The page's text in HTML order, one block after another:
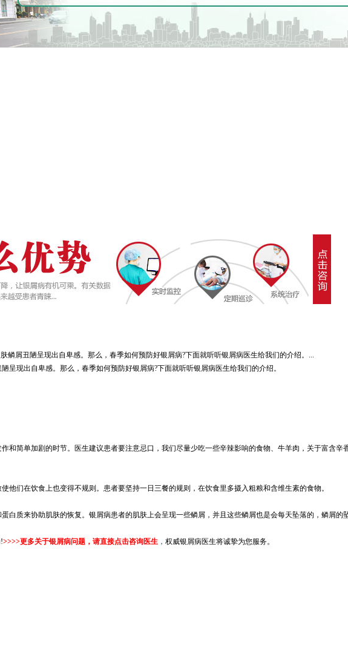
鳞屑丑陋呈现出自卑感。那么，春季如何预防好银屑病?下面就听听银屑病医生给我们的介绍。...
现出自卑感。那么，春季如何预防好银屑病?下面就听听银屑病医生给我们的介绍。
简单加剧的时节。医生建议患者要注意忌口，我们尽量少吃一些辛辣影响的食物、牛羊肉，关于富含辛
们在饮食上也变得不规则。患者要坚持一日三餐的规则，在饮食里多摄入粗粮和含维生素的食物。
质来协助肌肤的恢复。银屑病患者的肌肤上会呈现一些鳞屑，并且这些鳞屑也是会每天坠落的，鳞屑的
>>>>更多关于银屑病问题，请直接点击咨询医生 ， 权威银屑病医生将诚挚为您服务。